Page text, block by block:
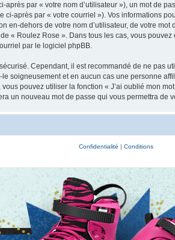
par « votre nom d’utilisateur »), un mot de
après par « votre courriel »). Vos informations
en-dehors de votre nom d’utilisateur, de votre
« Roulez Rose ». Dans tous les cas, vous
par le logiciel phpBB.
Cependant, il est recommandé de ne pas
soigneusement et en aucun cas une personne
pouvez utiliser la fonction « J’ai oublié mon
un nouveau mot de passe qui vous permettra de
Confidentialité | Conditions